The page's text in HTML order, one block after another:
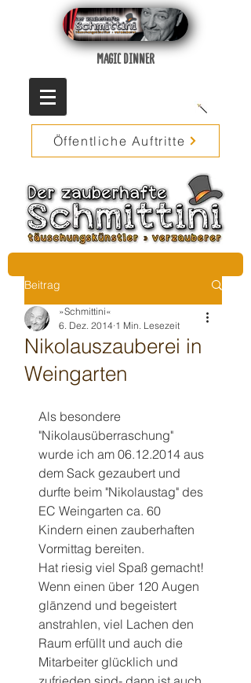
MAGIC DINNER
Öffentliche Auftritte
Beitrag
Nikolauszauberei in
Weingarten
»Schmittini«
6. Dez. 2014 1 Min. Lesezeit
Als besondere
"Nikolausüberraschung"
wurde ich am 06.12.2014 aus
dem Sack gezaubert und
durfte beim "Nikolaustag" des
EC Weingarten ca. 60
Kindern einen zauberhaften
Vormittag bereiten.
Hat riesig viel Spaß gemacht!
Wenn einen über 120 Augen
glänzend und begeistert
anstrahlen, viel Lachen den
Raum erfüllt und auch die
Mitarbeiter glücklich und